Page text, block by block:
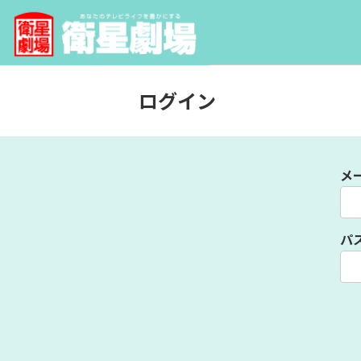
ログイン
メ
パ